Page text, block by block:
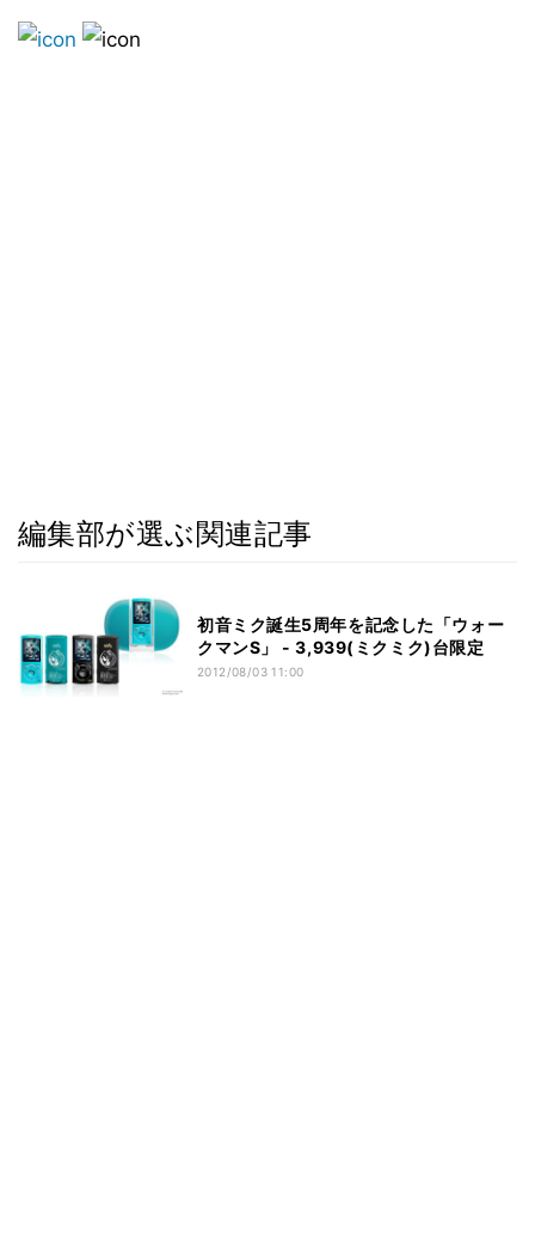
編集部が選ぶ関連記事
初音ミク誕生5周年を記念した「ウォー
クマンS」 - 3,939(ミクミク)台限定
2012/08/03 11:00